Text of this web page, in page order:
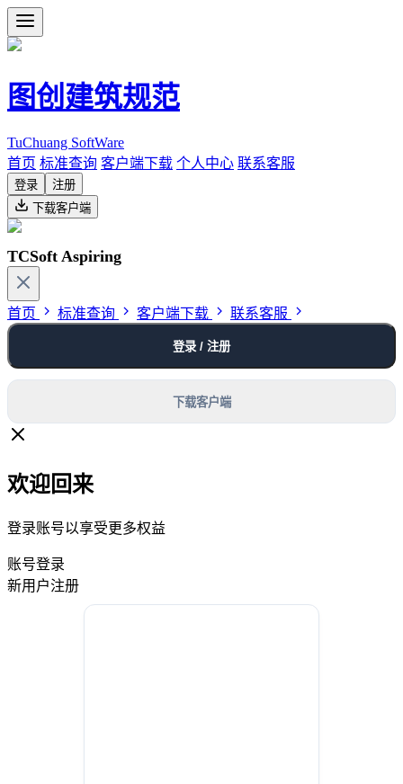
图创建筑规范
TuChuang SoftWare
首页 标准查询 客户端下载 个人中心 联系客服
登录
注册
下载客户端
TCSoft Aspiring
首页 标准查询 客户端下载 联系客服
登录 / 注册
下载客户端
欢迎回来
登录账号以享受更多权益
账号登录
新用户注册